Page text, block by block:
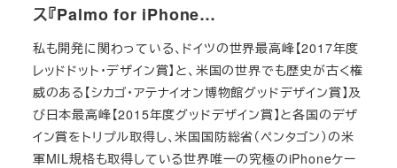
ス『Palmo for iPhone…
私も開発に関わっている、ドイツの世界最高峰【2017年度
レッドドット・デザイン賞】と、米国の世界でも歴史が古く権
威のある【シカゴ・アテナイオン博物館グッドデザイン賞】及
び日本最高峰【2015年度グッドデザイン賞】と各国のデザ
イン賞をトリプル取得し、米国国防総省（ペンタゴン）の米
軍MIL規格も取得している世界唯一の究極のiPhoneケー